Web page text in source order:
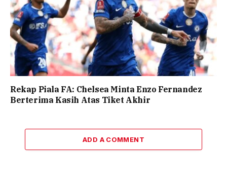
Rekap Piala FA: Chelsea Minta Enzo Fernandez
Berterima Kasih Atas Tiket Akhir
ADD A COMMENT